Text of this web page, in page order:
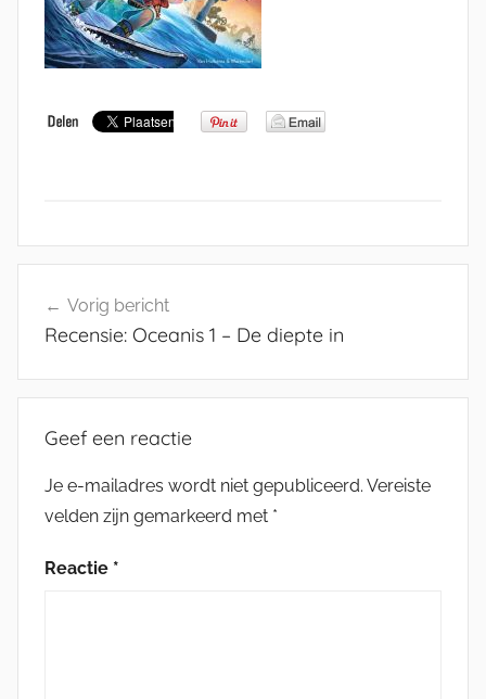
navigatie
Vorig bericht
Recensie: Oceanis 1 – De diepte in
Geef een reactie
Je e-mailadres wordt niet gepubliceerd. Vereiste
velden zijn gemarkeerd met *
Reactie *